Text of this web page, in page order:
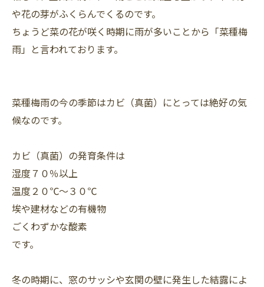
や花の芽がふくらんでくるのです。
ちょうど菜の花が咲く時期に雨が多いことから「菜種梅
雨」と言われております。
菜種梅雨の今の季節はカビ（真菌）にとっては絶好の気
候なのです。
カビ（真菌）の発育条件は
湿度７０％以上
温度２０℃～３０℃
埃や建材などの有機物
ごくわずかな酸素
です。
冬の時期に、窓のサッシや玄関の壁に発生した結露によ